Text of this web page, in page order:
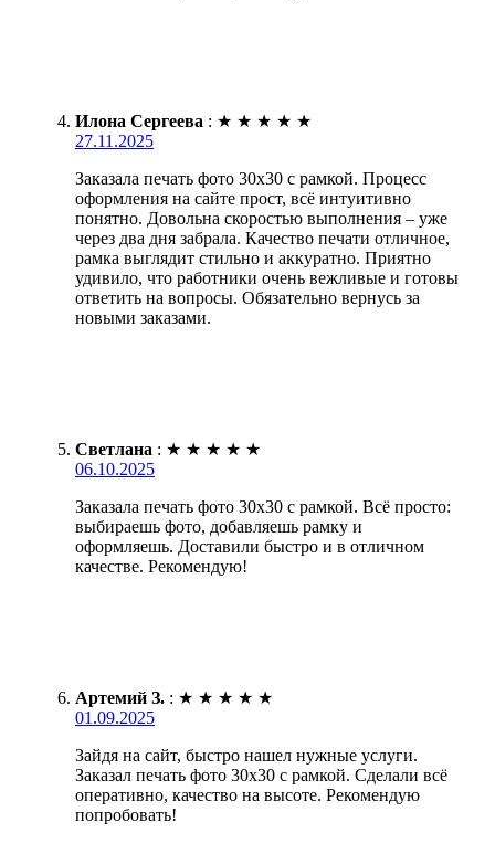
Илона Сергеева : ★ ★ ★ ★ ★
27.11.2025
Заказала печать фото 30х30 с рамкой. Процесс
оформления на сайте прост, всё интуитивно
понятно. Довольна скоростью выполнения – уже
через два дня забрала. Качество печати отличное,
рамка выглядит стильно и аккуратно. Приятно
удивило, что работники очень вежливые и готовы
ответить на вопросы. Обязательно вернусь за
новыми заказами.
Светлана : ★ ★ ★ ★ ★
06.10.2025
Заказала печать фото 30х30 с рамкой. Всё просто:
выбираешь фото, добавляешь рамку и
оформляешь. Доставили быстро и в отличном
качестве. Рекомендую!
Артемий З. : ★ ★ ★ ★ ★
01.09.2025
Зайдя на сайт, быстро нашел нужные услуги.
Заказал печать фото 30х30 с рамкой. Сделали всё
оперативно, качество на высоте. Рекомендую
попробовать!